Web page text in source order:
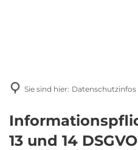
Sie sind hier: Datenschutzinfos
Datenschutz
Kontaktformular
13 und 14 DSGVO